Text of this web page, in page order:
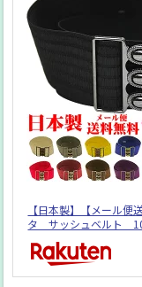
【日本製】【メール便
タ サッシュベルト